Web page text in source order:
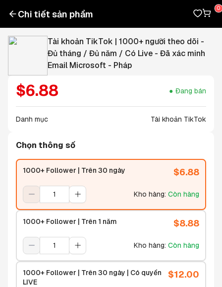
Chi tiết sản phẩm
Tài khoản TikTok | 1000+ người theo dõi -
Đủ tháng / Đủ năm / Có Live - Đã xác minh
Email Microsoft - Pháp
$6.88 Đang bán
Danh mục Tài khoản TikTok
Chọn thông số
1000+ Follower | Trên 30 ngày $6.88
Kho hàng: Còn hàng
1000+ Follower | Trên 1 năm $8.88
Kho hàng: Còn hàng
1000+ Follower | Trên 30 ngày | Có quyền
LIVE
$12.00